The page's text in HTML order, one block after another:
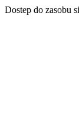
Dostep do zasobu